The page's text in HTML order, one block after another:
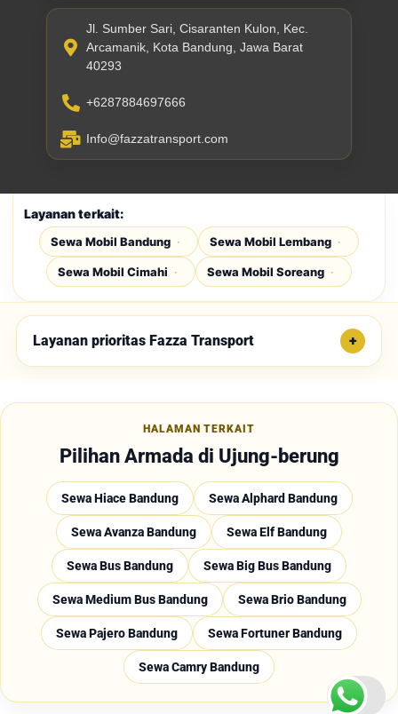
Jl. Sumber Sari, Cisaranten Kulon, Kec.
Arcamanik, Kota Bandung, Jawa Barat
40293
+6287884697666
Info@fazzatransport.com
Layanan terkait:
Sewa Mobil Bandung Sewa Mobil Lembang
Sewa Mobil Cimahi Sewa Mobil Soreang
Layanan prioritas Fazza Transport
HALAMAN TERKAIT
Pilihan Armada di Ujung-berung
Sewa Hiace Bandung Sewa Alphard Bandung
Sewa Avanza Bandung Sewa Elf Bandung
Sewa Bus Bandung Sewa Big Bus Bandung
Sewa Medium Bus Bandung Sewa Brio Bandung
Sewa Pajero Bandung Sewa Fortuner Bandung
Sewa Camry Bandung